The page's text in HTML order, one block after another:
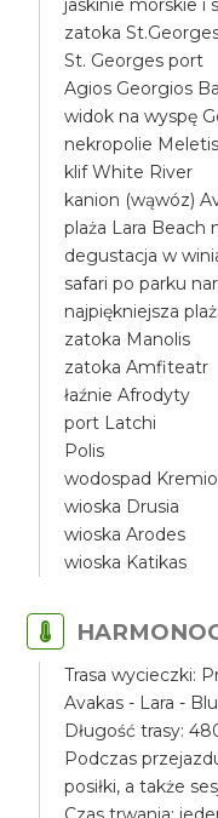
jaskinie morskie i
zatoka
St. Georges port
Agios Georgios
widok na wyspę
nekropolie
klif White River
kanion (wąwóz)
plaża Lara Beach
degustacja w
safari po parku
najpiękniejsza
zatoka Manolis
zatoka Amfiteatr
łaźnie Afrodyty
port Latchi
Polis
wodospad
wioska Drusia
wioska Arodes
wioska Katikas
Trasa wycieczki:
Avakas - Lara -
Długość trasy:
Podczas
posiłki, a także